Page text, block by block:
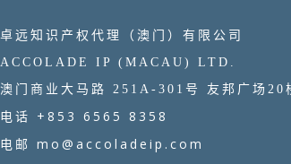
卓远知识产权代理（澳门）有限公司
ACCOLADE IP (MACAU) LTD.
澳门商业大马路 251A-301号 友邦广场20
电话 +853 6565 8358
电邮 mo@accoladeip.com